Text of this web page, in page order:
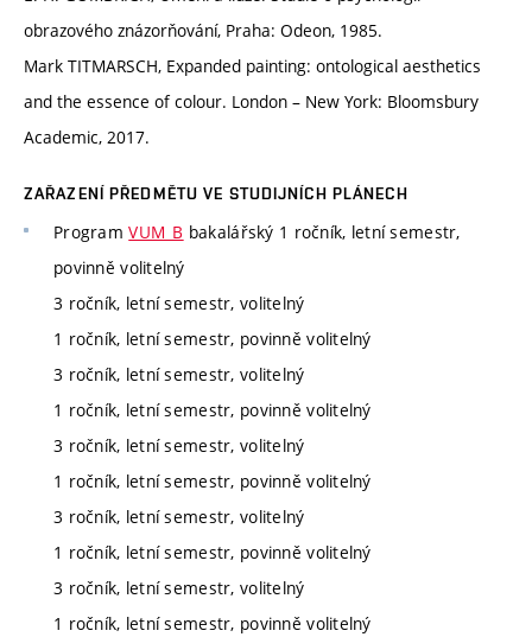
obrazového znázorňování, Praha: Odeon, 1985.
Mark TITMARSCH, Expanded painting: ontological aesthetics
and the essence of colour. London – New York: Bloomsbury
Academic, 2017.
ZAŘAZENÍ PŘEDMĚTU VE STUDIJNÍCH PLÁNECH
ProgramVUM_B bakalářský 1 ročník, letní semestr,
povinně volitelný
3 ročník, letní semestr, volitelný
1 ročník, letní semestr, povinně volitelný
3 ročník, letní semestr, volitelný
1 ročník, letní semestr, povinně volitelný
3 ročník, letní semestr, volitelný
1 ročník, letní semestr, povinně volitelný
3 ročník, letní semestr, volitelný
1 ročník, letní semestr, povinně volitelný
3 ročník, letní semestr, volitelný
1 ročník, letní semestr, povinně volitelný